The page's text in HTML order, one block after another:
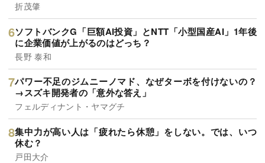
折茂肇
ソフトバンクG「巨額AI投資」とNTT「小型国産AI」1年後
に企業価値が上がるのはどっち？
長野 泰和
パワー不足のジムニーノマド、なぜターボを付けないの？
→スズキ開発者の「意外な答え」
フェルディナント・ヤマグチ
集中力が高い人は「疲れたら休憩」をしない。では、いつ
休む？
戸田大介